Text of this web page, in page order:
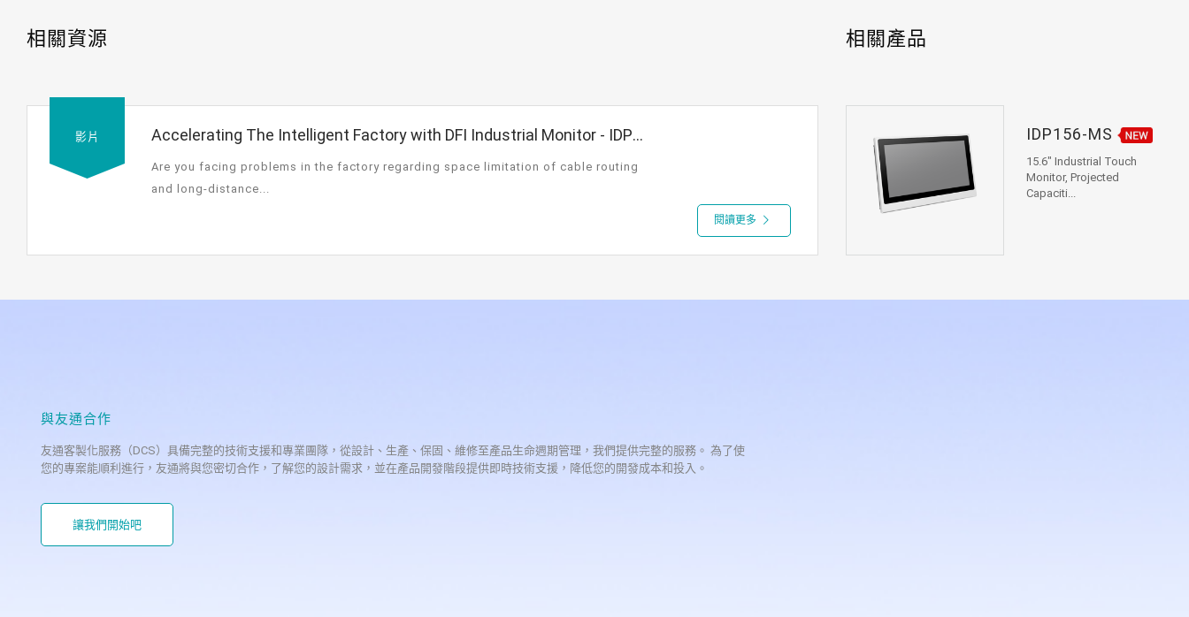
相關資源
影片
Accelerating The Intelligent Factory with DFI Industrial Monitor - IDP
Are you facing problems in the factory regarding space limitation of cable routing
and long-distance...
閱讀更多
相關產品
IDP156-MS
15.6" Industrial Touch
Monitor, Projected
Capaciti...
與友通合作
友通客製化服務（DCS）具備完整的技術支援和專業團隊，從設計、生產、保固、維修至產品生命週期管理，我們提供完整的服務。 為了使
您的專案能順利進行，友通將與您密切合作，了解您的設計需求，並在產品開發階段提供即時技術支援，降低您的開發成本和投入。
讓我們開始吧